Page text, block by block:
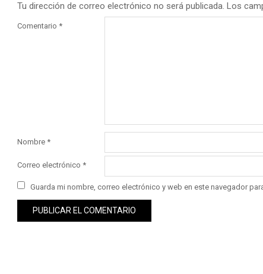
Tu dirección de correo electrónico no será publicada. Los
Comentario *
Nombre *
Correo electrónico *
Guarda mi nombre, correo electrónico y web en este navegador